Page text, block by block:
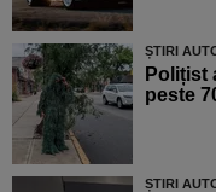
ȘTIRI
Polițist
peste
ȘTIRI